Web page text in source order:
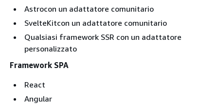
Astrocon un adattatore comunitario
SvelteKitcon un adattatore comunitario
Qualsiasi framework SSR con un adattatore
personalizzato
Framework SPA
React
Angular